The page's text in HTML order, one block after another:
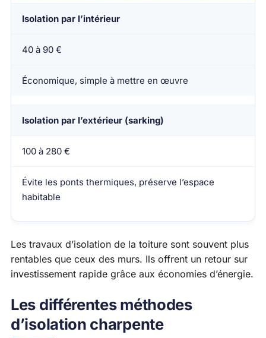
Isolation par l’intérieur
40 à 90 €
Économique, simple à mettre en œuvre
Isolation par l’extérieur (sarking)
100 à 280 €
Évite les ponts thermiques, préserve l’espace
habitable
Les travaux d’isolation de la toiture sont souvent plus
rentables que ceux des murs. Ils offrent un retour sur
investissement rapide grâce aux économies d’énergie.
Les différentes méthodes
d’isolation charpente